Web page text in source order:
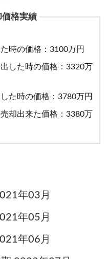
価格実績
時の価格：3100万円
した時の価格：3320万
た時の価格：3780万円
却出来た価格：3380万
年03月
年05月
年06月